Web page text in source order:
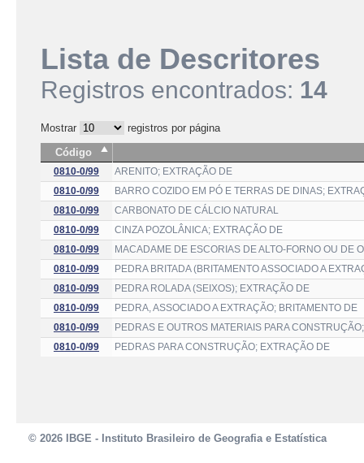
Lista de Descritores
Registros encontrados: 14
Mostrar
registros por página
Código
0810-0/99
ARENITO; EXTRAÇÃO DE
0810-0/99
BARRO COZIDO EM PÓ E TERRAS DE DINAS;
0810-0/99
CARBONATO DE CÁLCIO NATURAL
0810-0/99
CINZA POZOLÂNICA; EXTRAÇÃO DE
0810-0/99
MACADAME DE ESCORIAS DE ALTO-FORNO OU DE
0810-0/99
PEDRA BRITADA (BRITAMENTO ASSOCIADO A
0810-0/99
PEDRA ROLADA (SEIXOS); EXTRAÇÃO DE
0810-0/99
PEDRA, ASSOCIADO A EXTRAÇÃO; BRITAMENTO DE
0810-0/99
PEDRAS E OUTROS MATERIAIS PARA
0810-0/99
PEDRAS PARA CONSTRUÇÃO; EXTRAÇÃO DE
© 2026 IBGE - Instituto Brasileiro de Geografia e Estatística